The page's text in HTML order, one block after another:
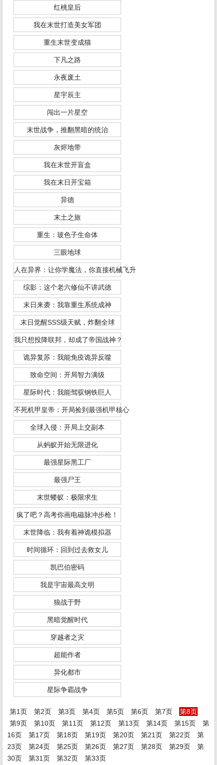
红桃皇后
我在末世打造美女军团
重生末世变成猫
下凡之路
永夜废土
星宇辰主
闯出一片星空
末世战争，推翻黑暗的统治
灰烬地带
我在末世开盲盒
我在末日开宝箱
异德
末土之旅
重生：玻色子生命体
三眼地球
人在异界：让你学魔法，你直接机械飞升
综影：这个老六修仙不讲武德
末日来袭：我靠重生系统成神
末日觉醒SSS级天赋，炸翻全球
我只想投降联邦，却成了帝国战神？
诡异复苏：我能免疫诡异反噬
致命空间：开局智力满级
星际时代：我能驾驭钢铁巨人
不死机甲皇帝：开局捡到最强机甲核心
全球入侵：开局上交副本
从蚂蚁开始无限进化
最强星际黑工厂
最强尸王
末世蝼蚁：极限求生
疯了吧？高考你画电磁脉冲步枪！
末世降临：我有着神诡模拟器
时间循环：回到过去救女儿
凯巴伯密码
我是宇宙最高文明
狼战于野
黑暗觉醒时代
穿越者之灾
超能作者
异化都市
星际争霸战争
第1页 第2页 第3页 第4页 第5页 第6页 第7页
第8页
第9页
第10页 第11页 第12页 第13页 第14页 第15页
第
16页
第17页 第18页 第19页 第20页 第21页 第22页
第
23页
第24页 第25页 第26页 第27页 第28页 第29页
第
30页
第31页 第32页 第33页